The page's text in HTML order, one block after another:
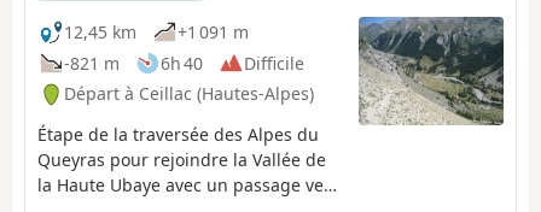
12,45 km
+1 091 m
-821 m
6h 40
Difficile
Départ à Ceillac (Hautes-Alpes)
Étape de la traversée des Alpes du
Queyras pour rejoindre la Vallée de
la Haute Ubaye avec un passage vers